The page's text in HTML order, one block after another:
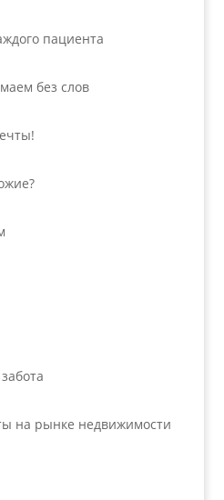
пациента
без слов
на рынке недвижимости